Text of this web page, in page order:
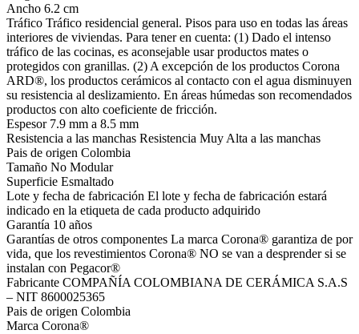
Ancho 6.2 cm
Tráfico Tráfico residencial general. Pisos para uso en todas las áreas
interiores de viviendas. Para tener en cuenta: (1) Dado el intenso
tráfico de las cocinas, es aconsejable usar productos mates o
protegidos con granillas. (2) A excepción de los productos Corona
ARD®, los productos cerámicos al contacto con el agua disminuyen
su resistencia al deslizamiento. En áreas húmedas son recomendados
productos con alto coeficiente de fricción.
Espesor 7.9 mm a 8.5 mm
Resistencia a las manchas Resistencia Muy Alta a las manchas
Pais de origen Colombia
Tamaño No Modular
Superficie Esmaltado
Lote y fecha de fabricación El lote y fecha de fabricación estará
indicado en la etiqueta de cada producto adquirido
Garantía 10 años
Garantías de otros componentes La marca Corona® garantiza de por
vida, que los revestimientos Corona® NO se van a desprender si se
instalan con Pegacor®
Fabricante COMPAÑÍA COLOMBIANA DE CERÁMICA S.A.S
– NIT 8600025365
Pais de origen Colombia
Marca Corona®